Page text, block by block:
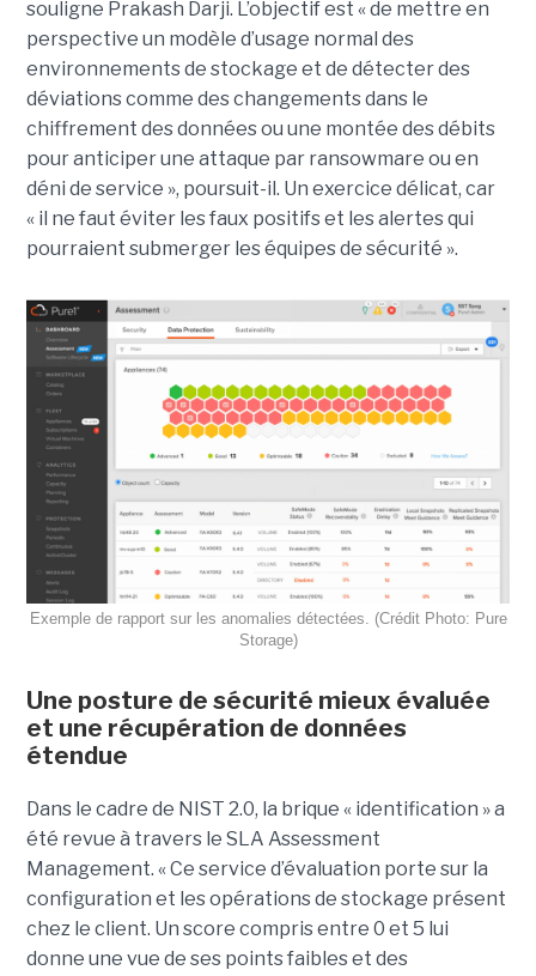
souligne Prakash Darji. L’objectif est « de mettre en
perspective un modèle d’usage normal des
environnements de stockage et de détecter des
déviations comme des changements dans le
chiffrement des données ou une montée des débits
pour anticiper une attaque par ransowmare ou en
déni de service », poursuit-il. Un exercice délicat, car
« il ne faut éviter les faux positifs et les alertes qui
pourraient submerger les équipes de sécurité ».
Exemple de rapport sur les anomalies détectées. (Crédit Photo: Pure
Storage)
Une posture de sécurité mieux évaluée
et une récupération de données
étendue
Dans le cadre de NIST 2.0, la brique « identification » a
été revue à travers le SLA Assessment
Management. « Ce service d’évaluation porte sur la
configuration et les opérations de stockage présent
chez le client. Un score compris entre 0 et 5 lui
donne une vue de ses points faibles et des